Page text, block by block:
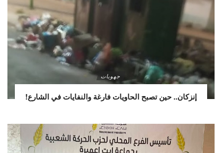
جهويات
إنزكان.. حين تصبح الحاويات فارغة والنفايات في الشارع!